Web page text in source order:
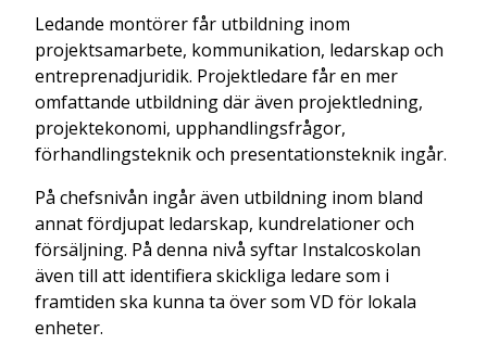
Ledande montörer får utbildning inom
projektsamarbete, kommunikation, ledarskap och
entreprenadjuridik. Projektledare får en mer
omfattande utbildning där även projektledning,
projektekonomi, upphandlingsfrågor,
förhandlingsteknik och presentationsteknik ingår.
På chefsnivån ingår även utbildning inom bland
annat fördjupat ledarskap, kundrelationer och
försäljning. På denna nivå syftar Instalcoskolan
även till att identifiera skickliga ledare som i
framtiden ska kunna ta över som VD för lokala
enheter.